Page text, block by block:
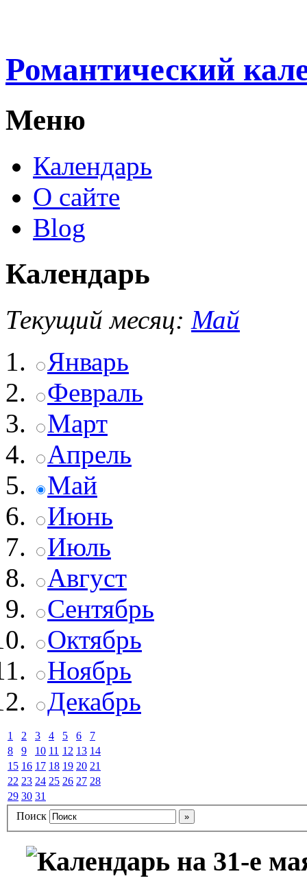
Романтический
Меню
Календарь
О сайте
Blog
Календарь
Текущий месяц: Май
Январь
Февраль
Март
Апрель
Май
Июнь
Июль
Август
Сентябрь
Октябрь
Ноябрь
Декабрь
1 2 3 4 5 6
7
8
9 10 11 12 13 14
15 16 17 18 19 20 21
22 23 24 25 26 27 28
29 30 31
Поиск
Календарь на 31-е